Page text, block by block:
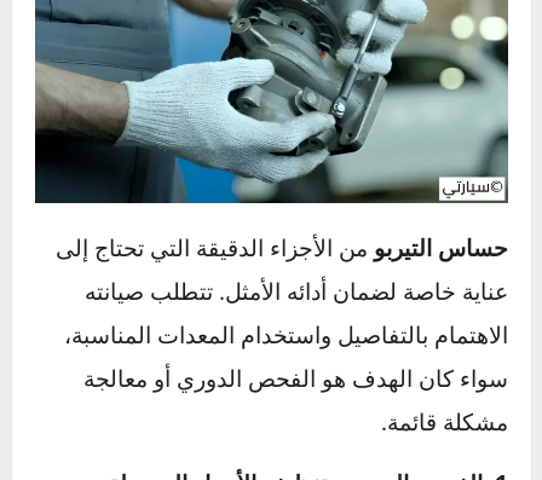
التعامل مع هذه الأسباب يساعد في تجنب التكاليف
العالية لإصلاح أو استبدال الحساس ويطيل عمر
المحرك.
طرق صيانة حساس التيربو
وإصلاحه